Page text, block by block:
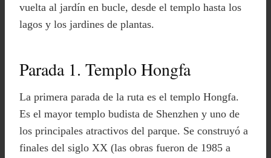
vuelta al jardín en bucle, desde el templo hasta los
lagos y los jardines de plantas.
Parada 1. Templo Hongfa
La primera parada de la ruta es el templo Hongfa.
Es el mayor templo budista de Shenzhen y uno de
los principales atractivos del parque. Se construyó a
finales del siglo XX (las obras fueron de 1985 a